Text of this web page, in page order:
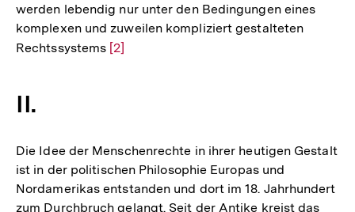
werden lebendig nur unter den Bedingungen eines
komplexen und zuweilen kompliziert gestalteten
Rechtssystems Zur
[2]
II.
Die Idee der Menschenrechte in ihrer heutigen Gestalt
ist in der politischen Philosophie Europas und
Nordamerikas entstanden und dort im 18. Jahrhundert
zum Durchbruch gelangt. Seit der Antike kreist das